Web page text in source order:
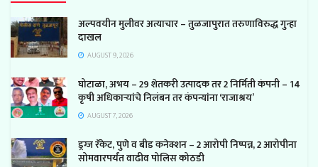
अल्पवयीन मुलीवर अत्याचार – तुळजापुरात तरुणाविरुद्ध गुन्हा
दाखल
AUGUST 9, 2026
घोटाळा, अभय – 29 शेतकरी उत्पादक तर 2 निर्मिती कंपनी – 14
कृषी अधिकाऱ्यांचे निलंबन तर कंपन्यांना ‘राजाश्रय’
AUGUST 7, 2026
ड्रग्ज रॅकेट, पुणे व बीड कनेक्शन – 2 आरोपी निष्पन्न, 2 आरोपीना
सोमवारपर्यंत वाढीव पोलिस कोठडी